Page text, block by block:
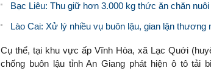
Bạc Liêu: Thu giữ hơn 3.000 kg thức ăn chăn
Lào Cai: Xử lý nhiều vụ buôn lậu, gian lận thương
Cụ thể, tại khu vực ấp Vĩnh Hòa, xã Lạc Quới
chống buôn lậu tỉnh An Giang phát hiện ô tô tải